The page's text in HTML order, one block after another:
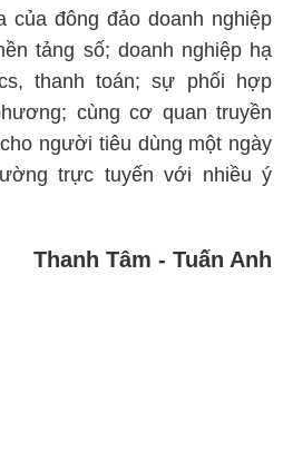
của đông đảo doanh nghiệp
tảng số; doanh nghiệp hạ
thanh toán; sự phối hợp
cùng cơ quan truyền
người tiêu dùng một ngày
trực tuyến với nhiều ý
Thanh Tâm - Tuấn Anh